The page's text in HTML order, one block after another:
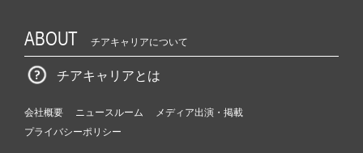
ABOUT チアキャリアについて
チアキャリアとは
会社概要 ニュースルーム
メディア出演・掲載
プライバシーポリシー